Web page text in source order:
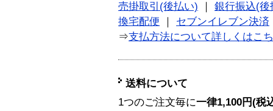
売掛取引(後払い)
銀行振込(後
換宅配便
セブンイレブン決済
⇒支払方法について詳しくはこ
送料について
1つのご注文毎に一律1,100円(税